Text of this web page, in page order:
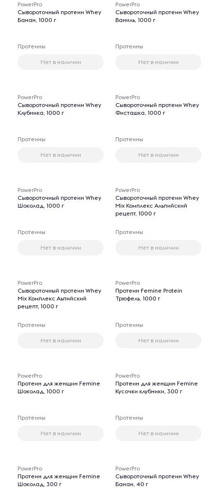
PowerPro
Сывороточный протеин Whey
Банан, 1000 г
Протеины
Нет в наличии
PowerPro
Сывороточный протеин Whey
Ваниль, 1000 г
Протеины
Нет в наличии
PowerPro
Сывороточный протеин Whey
Клубника, 1000 г
Протеины
Нет в наличии
PowerPro
Сывороточный протеин Whey
Фисташка, 1000 г
Протеины
Нет в наличии
PowerPro
Сывороточный протеин Whey
Шоколад, 1000 г
Протеины
Нет в наличии
PowerPro
Сывороточный протеин Whey
Mix Комплекс Альпийский
рецепт, 1000 г
Протеины
Нет в наличии
PowerPro
Сывороточный протеин Whey
Mix Комплекс Аьпийский
рецепт, 1000 г
Протеины
Нет в наличии
PowerPro
Протеин Femine Protein
Трюфель, 1000 г
Протеины
Нет в наличии
PowerPro
Протеин для женщин Femine
Шоколад, 1000 г
Протеины
Нет в наличии
PowerPro
Протеин для женщин Femine
Кусочки клубники, 300 г
Протеины
Нет в наличии
PowerPro
Протеин для женщин Femine
Шоколад, 300 г
PowerPro
Сывороточный протеин Whey
Банан, 40 г